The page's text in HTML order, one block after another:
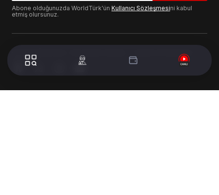
Abone olduğunuzda WorldTürk'ün Kullanıcı Sözleşmesini kabul
etmiş olursunuz.
© 2024 WorldTurk. Tüm Hakları Saklıdır. - Tasarım & Geliştirme :
Volion's